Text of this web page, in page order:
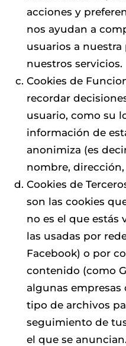
acciones y
nos ayudan a
usuarios a
nuestros servicios.
Cookies de
recordar
usuario, como su
información de
anonimiza (es
nombre,
Cookies de
son las cookies
no es el que estás
las usadas por
Facebook) o por
contenido (como
algunas
tipo de archivos
seguimiento de
el que se anuncian.